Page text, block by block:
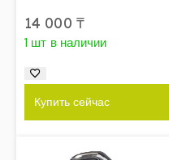
14 000 ₸
1 шт в наличии
Купить сейчас